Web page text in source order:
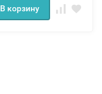
В корзину